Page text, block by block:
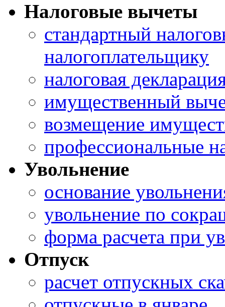
Налоговые вычеты
стандартный
налогоплательщику
налоговая
имущественный
возмещение
профессиональные
Увольнение
основание
увольнение по
форма расчета при
Отпуск
расчет отпускных